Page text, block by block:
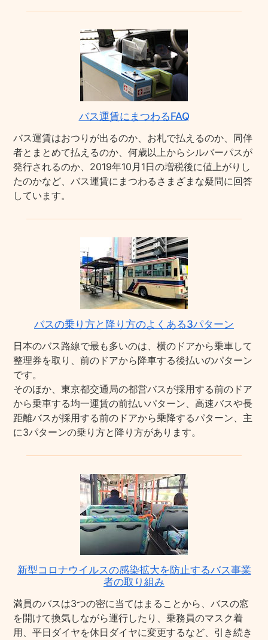
バス運賃にまつわるFAQ
バス運賃はおつりが出るのか、お札で払えるのか、同伴
者とまとめて払えるのか、何歳以上からシルバーパスが
発行されるのか、2019年10月1日の増税後に値上がりし
たのかなど、バス運賃にまつわるさまざまな疑問に回答
しています。
バスの乗り方と降り方のよくある3パターン
日本のバス路線で最も多いのは、横のドアから乗車して
整理券を取り、前のドアから降車する後払いのパターン
です。
そのほか、東京都交通局の都営バスが採用する前のドア
から乗車する均一運賃の前払いパターン、高速バスや長
距離バスが採用する前のドアから乗降するパターン、主
に3パターンの乗り方と降り方があります。
新型コロナウイルスの感染拡大を防止するバス事業
者の取り組み
満員のバスは3つの密に当てはまることから、バスの窓
を開けて換気しながら運行したり、乗務員のマスク着
用、平日ダイヤを休日ダイヤに変更するなど、引き続き